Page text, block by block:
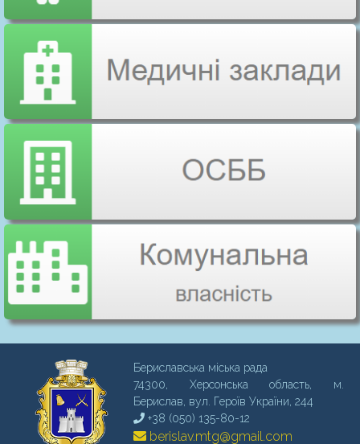
Бериславська міська рада
74300, Херсонська область, м.
Бериcлав, вул. Героїв України, 244
+38 (050) 135-80-12
berislav.mtg@gmail.com